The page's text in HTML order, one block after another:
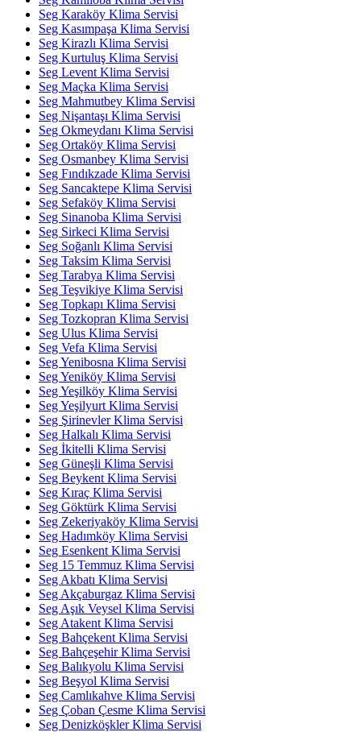
Seg Karaköy Klima Servisi
Seg Kasımpaşa Klima Servisi
Seg Kirazlı Klima Servisi
Seg Kurtuluş Klima Servisi
Seg Levent Klima Servisi
Seg Maçka Klima Servisi
Seg Mahmutbey Klima Servisi
Seg Nişantaşı Klima Servisi
Seg Okmeydanı Klima Servisi
Seg Ortaköy Klima Servisi
Seg Osmanbey Klima Servisi
Seg Fındıkzade Klima Servisi
Seg Sancaktepe Klima Servisi
Seg Sefaköy Klima Servisi
Seg Sinanoba Klima Servisi
Seg Sirkeci Klima Servisi
Seg Soğanlı Klima Servisi
Seg Taksim Klima Servisi
Seg Tarabya Klima Servisi
Seg Teşvikiye Klima Servisi
Seg Topkapı Klima Servisi
Seg Tozkopran Klima Servisi
Seg Ulus Klima Servisi
Seg Vefa Klima Servisi
Seg Yenibosna Klima Servisi
Seg Yeniköy Klima Servisi
Seg Yeşilköy Klima Servisi
Seg Yeşilyurt Klima Servisi
Seg Şirinevler Klima Servisi
Seg Halkalı Klima Servisi
Seg İkitelli Klima Servisi
Seg Güneşli Klima Servisi
Seg Beykent Klima Servisi
Seg Kıraç Klima Servisi
Seg Göktürk Klima Servisi
Seg Zekeriyaköy Klima Servisi
Seg Hadımköy Klima Servisi
Seg Esenkent Klima Servisi
Seg 15 Temmuz Klima Servisi
Seg Akbatı Klima Servisi
Seg Akçaburgaz Klima Servisi
Seg Aşık Veysel Klima Servisi
Seg Atakent Klima Servisi
Seg Bahçekent Klima Servisi
Seg Bahçeşehir Klima Servisi
Seg Balıkyolu Klima Servisi
Seg Beşyol Klima Servisi
Seg Camlıkahve Klima Servisi
Seg Çoban Çesme Klima Servisi
Seg Denizköşkler Klima Servisi